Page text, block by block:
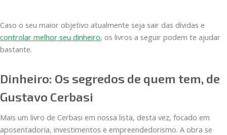
Caso o seu maior objetivo atualmente seja sair das dívidas e
controlar melhor seu dinheiro, os livros a seguir podem te ajudar
bastante.
Dinheiro: Os segredos de quem tem, de
Gustavo Cerbasi
Mais um livro de Cerbasi em nossa lista, desta vez, focado em
aposentadoria, investimentos e empreendedorismo. A obra se